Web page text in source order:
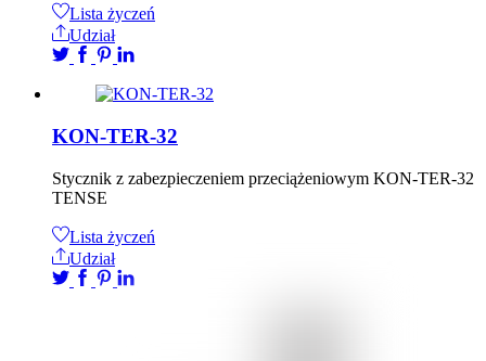
Lista życzeń
Udział
KON-TER-32
Stycznik z zabezpieczeniem przeciążeniowym KON-TER-32
TENSE
Lista życzeń
Udział